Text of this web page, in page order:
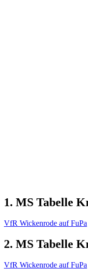
1. MS Tabelle
VfR Wickenrode auf FuPa
2. MS Tabelle
VfR Wickenrode auf FuPa